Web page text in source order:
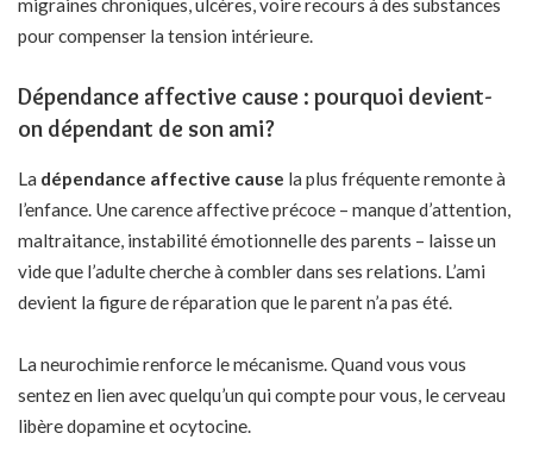
pour compenser la tension intérieure.
Dépendance affective cause : pourquoi devient-
on dépendant de son ami?
La dépendance affective cause la plus fréquente remonte à
l’enfance. Une carence affective précoce – manque d’attention,
maltraitance, instabilité émotionnelle des parents – laisse un
vide que l’adulte cherche à combler dans ses relations. L’ami
devient la figure de réparation que le parent n’a pas été.
La neurochimie renforce le mécanisme. Quand vous vous
sentez en lien avec quelqu’un qui compte pour vous, le cerveau
libère dopamine et ocytocine.